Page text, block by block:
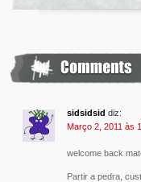
sidsidsid diz:
Março 2, 2011 às
welcome back
Partir a pedra,